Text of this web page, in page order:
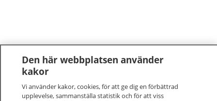
Den här webbplatsen använder
kakor
Vi använder kakor, cookies, för att ge dig en förbättrad
upplevelse, sammanställa statistik och för att viss